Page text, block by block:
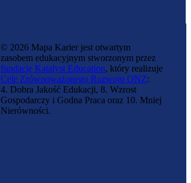
© 2026 Mapa Karier jest otwartym
zasobem edukacyjnym stworzonym przez
fundację Katalyst Education, który realizuje
Cele Zrównoważonego Rozwoju ONZ:
4. Dobra Jakość Edukacji, 8. Wzrost
Gospodarczy i Godna Praca oraz 10. Mniej
Nierówności.